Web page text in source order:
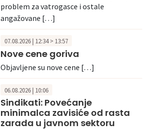
problem za vatrogasce i ostale
angažovane […]
07.08.2026 | 12:34 > 13:57
Nove cene goriva
Objavljene su nove cene […]
06.08.2026 | 10:06
Sindikati: Povećanje
minimalca zavisiće od rasta
zarada u javnom sektoru